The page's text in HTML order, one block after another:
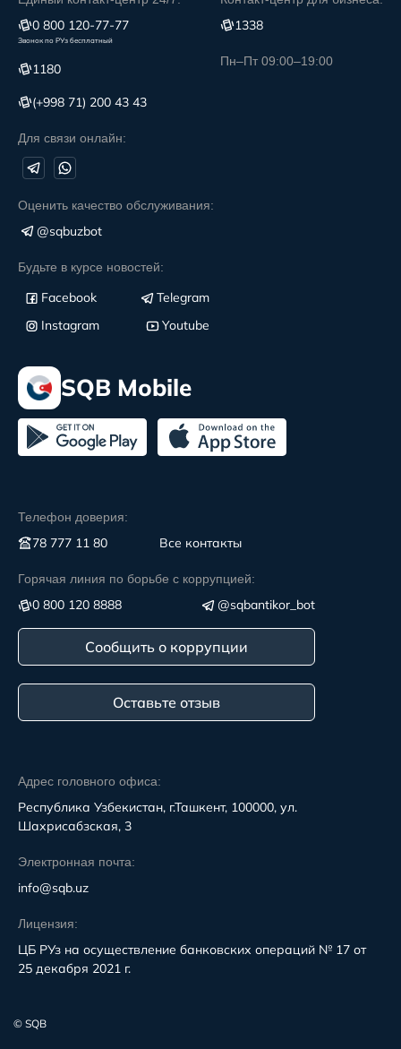
Адрес головного офиса:
Республика Узбекистан, г.Ташкент, 100000, ул.
Шахрисабзская, 3
Электронная почта:
info@sqb.uz
Лицензия:
ЦБ РУз на осуществление банковских операций № 17 от
25 декабря 2021 г.
0 800 120-77-77
Звонок по РУз бесплатный
1180
(+998 71) 200 43 43
Для связи онлайн:
1338
Пн–Пт 09:00–19:00
Оценить качество обслуживания:
@sqbuzbot
Будьте в курсе новостей:
Facebook
Telegram
Instagram
Youtube
SQB Mobile
Телефон доверия:
78 777 11 80 Все контакты
Горячая линия по борьбе с коррупцией:
0 800 120 8888 @sqbantikor_bot
Сообщить о коррупции
Оставьте отзыв
© SQB